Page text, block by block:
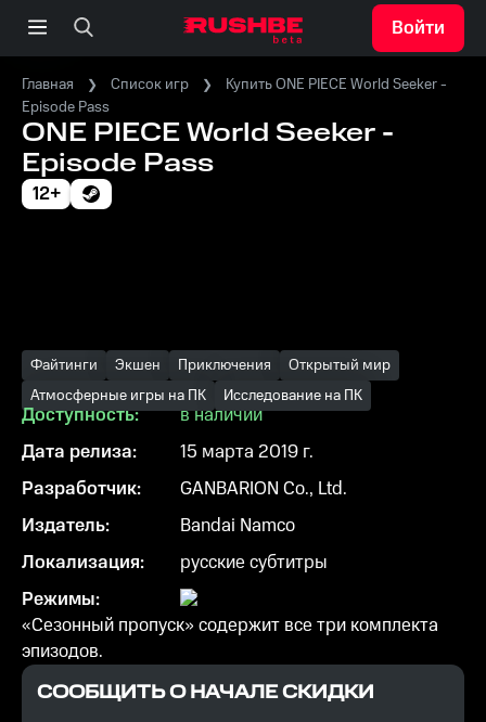
Войти
Главная Список игр
Купить ONE PIECE World Seeker -
Episode Pass
ONE PIECE World Seeker -
Episode Pass
12+
Файтинги Экшен Приключения
Открытый мир
Атмосферные игры на ПК
Исследование на ПК
Доступность:
в наличии
Дата релиза:
15 марта 2019 г.
Разработчик:
GANBARION Co., Ltd.
Издатель:
Bandai Namco
Локализация:
русские субтитры
Режимы:
«Сезонный пропуск» содержит все три комплекта
эпизодов.
СООБЩИТЬ О НАЧАЛЕ СКИДКИ